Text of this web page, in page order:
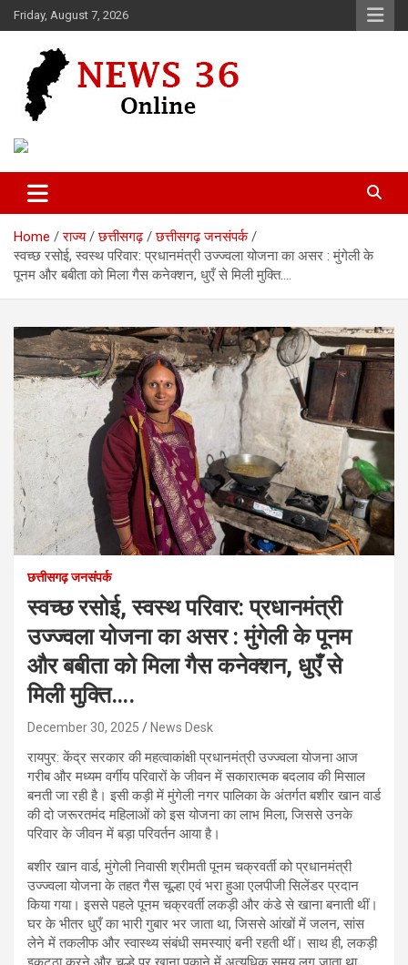
Skip
to
Friday, August 7, 2026
News 36
Home राज्य छत्तीसगढ़
छत्तीसगढ़ जनसंपर्क
स्वच्छ रसोई, स्वस्थ परिवार: प्रधानमंत्री उज्ज्वला योजना का असर : मुंगेली के
पूनम और बबीता को मिला गैस कनेक्शन, धुएँ से मिली मुक्ति….
छत्तीसगढ़ जनसंपर्क
स्वच्छ रसोई, स्वस्थ परिवार: प्रधानमंत्री
उज्ज्वला योजना का असर : मुंगेली के पूनम
और बबीता को मिला गैस कनेक्शन, धुएँ से
मिली मुक्ति….
December 30, 2025 News Desk
रायपुर: केंद्र सरकार की महत्वाकांक्षी प्रधानमंत्री उज्ज्वला योजना आज
गरीब और मध्यम वर्गीय परिवारों के जीवन में सकारात्मक बदलाव की मिसाल
बनती जा रही है। इसी कड़ी में मुंगेली नगर पालिका के अंतर्गत बशीर खान वार्ड
की दो जरूरतमंद महिलाओं को इस योजना का लाभ मिला, जिससे उनके
परिवार के जीवन में बड़ा परिवर्तन आया है।
बशीर खान वार्ड, मुंगेली निवासी श्रीमती पूनम चक्रवर्ती को प्रधानमंत्री
उज्ज्वला योजना के तहत गैस चूल्हा एवं भरा हुआ एलपीजी सिलेंडर प्रदान
किया गया। इससे पहले पूनम चक्रवर्ती लकड़ी और कंडे से खाना बनाती थीं।
घर के भीतर धुएँ का भारी गुबार भर जाता था, जिससे आंखों में जलन, सांस
लेने में तकलीफ और स्वास्थ्य संबंधी समस्याएं बनी रहती थीं। साथ ही, लकड़ी